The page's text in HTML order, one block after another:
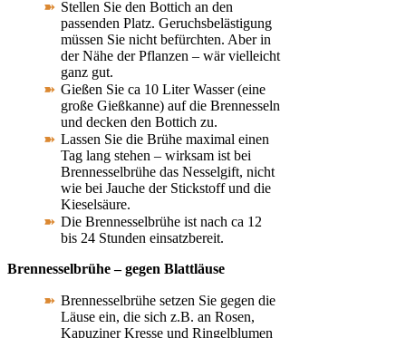
Stellen Sie den Bottich an den
passenden Platz. Geruchsbelästigung
müssen Sie nicht befürchten. Aber in
der Nähe der Pflanzen – wär vielleicht
ganz gut.
Gießen Sie ca 10 Liter Wasser (eine
große Gießkanne) auf die Brennesseln
und decken den Bottich zu.
Lassen Sie die Brühe maximal einen
Tag lang stehen – wirksam ist bei
Brennesselbrühe das Nesselgift, nicht
wie bei Jauche der Stickstoff und die
Kieselsäure.
Die Brennesselbrühe ist nach ca 12
bis 24 Stunden einsatzbereit.
Brennesselbrühe – gegen Blattläuse
Brennesselbrühe setzen Sie gegen die
Läuse ein, die sich z.B. an Rosen,
Kapuziner Kresse und Ringelblumen